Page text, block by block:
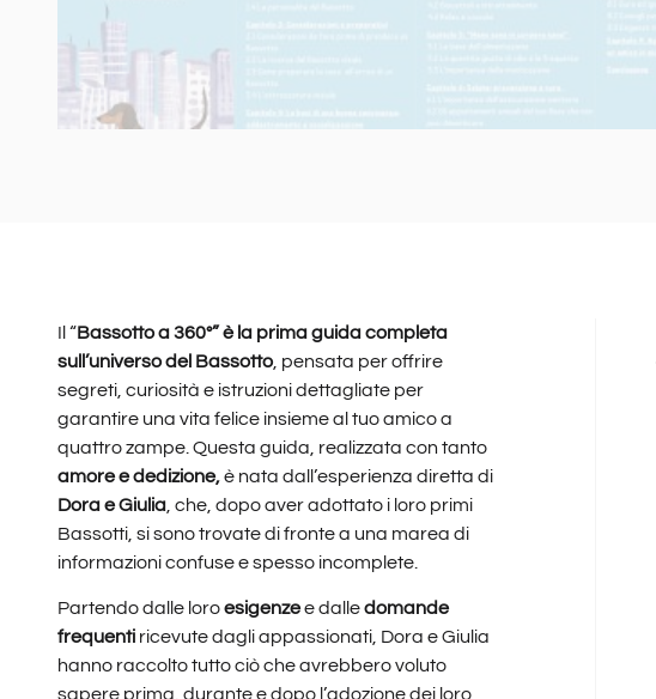
Il “Bassotto a 360°” è la prima guida completa
sull’universo del Bassotto, pensata per offrire
segreti, curiosità e istruzioni dettagliate per
garantire una vita felice insieme al tuo amico a
quattro zampe. Questa guida, realizzata con tanto
amore e dedizione,è nata dall’esperienza diretta di
Dora e Giulia , che, dopo aver adottato i loro primi
Bassotti, si sono trovate di fronte a una marea di
informazioni confuse e spesso incomplete.
Partendo dalle loroesigenzee dalledomande
frequenti ricevute dagli appassionati, Dora e Giulia
hanno raccolto tutto ciò che avrebbero voluto
sapere prima, durante e dopo l’adozione dei loro